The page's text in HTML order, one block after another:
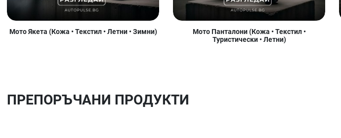
Мото Якета (Кожа • Текстил • Летни • Зимни)
Мото Панталони (Кожа • Текстил •
Туристически • Летни)
ПРЕПОРЪЧАНИ ПРОДУКТИ